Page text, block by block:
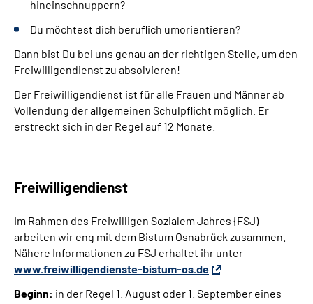
hineinschnuppern?
Du möchtest dich beruflich umorientieren?
Dann bist Du bei uns genau an der richtigen Stelle, um den
Freiwilligendienst zu absolvieren!
Der Freiwilligendienst ist für alle Frauen und Männer ab
Vollendung der allgemeinen Schulpflicht möglich. Er
erstreckt sich in der Regel auf 12 Monate.
Freiwilligendienst
Im Rahmen des Freiwilligen Sozialem Jahres {FSJ)
arbeiten wir eng mit dem Bistum Osnabrück zusammen.
Nähere Informationen zu FSJ erhaltet ihr unter
www.freiwilligendienste-bistum-os.de
Beginn: in der Regel 1. August oder 1. September eines